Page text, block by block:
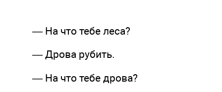
— На что тебе леса?
— Дрова рубить.
— На что тебе дрова?